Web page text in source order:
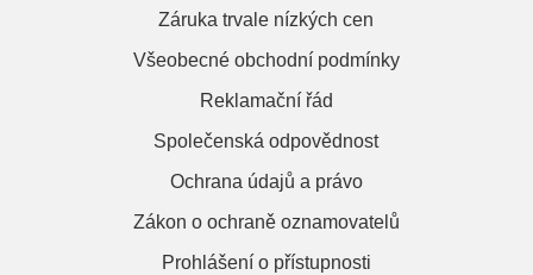
Záruka trvale nízkých cen
Všeobecné obchodní podmínky
Reklamační řád
Společenská odpovědnost
Ochrana údajů a právo
Zákon o ochraně oznamovatelů
Prohlášení o přístupnosti